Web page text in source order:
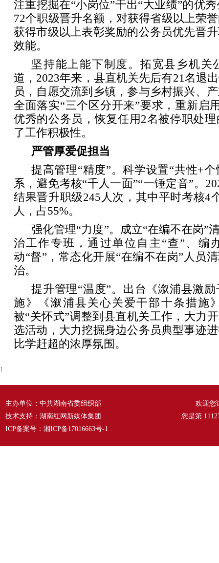
注重挖掘在“小岗位”干出“大业绩”的优
72个职级晋升名额，对获得省级以上荣
获得市级以上表彰奖励的公务员优先晋
效能。
坚持能上能下制度。拓宽县乡机关
道，2023年来，县直机关先后有21名退
员，自愿交流到乡镇，参与乡村振兴、
全面落实“三个区分开来”要求，重新启
优秀的公务员，恢复任用2名被停职处
了工作积极性。
严管厚爱促担当
提高管理“精度”。科学设置“共性+
系，避免考核“千人一面”“一锤定音”。
结果晋升职级245人次，其中平时考核4
人，占55%。
强化管理“力度”。成立“在编不在岗”
治工作专班，通过单位自主“查”、编
动“督”，常态化开展“在编不在岗”人员
治。
提升管理“温度”。出台《溆浦县激
施》《溆浦县关心关爱干部十条措施
被“关怀式”调整到县直机关工作，大力
选活动，大力挖掘身边公务员典型事迹
比学赶超的浓厚氛围。
1
主办单位：中共湖南省委组织部
技术支持：湖南红网新媒体集团
ICP备案号： 湘ICP备17016663号-1
欢迎您
您是第